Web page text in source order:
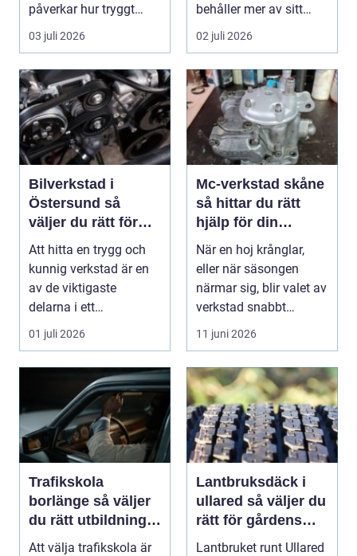
påverkar hur tryggt
fyrhjulingen beter sig
på vä...
03 juli 2026
behåller mer av sitt
värde. I no...
02 juli 2026
Bilverkstad i
Östersund så
väljer du rätt för
din bil
Att hitta en trygg och
kunnig verkstad är en
av de viktigaste
delarna i ett
problemfritt bilägande.
01 juli 2026
Mc-verkstad skåne
så hittar du rätt
hjälp för din
motorcykel
När en hoj krånglar,
eller när säsongen
närmar sig, blir valet av
verkstad snabbt
avgörande. En MC-v...
11 juni 2026
Trafikskola
borlänge så väljer
du rätt utbildning
mot körkort
Att välja trafikskola är
Lantbruksdäck i
ullared så väljer du
rätt för gårdens
behov
Lantbruket runt Ullared